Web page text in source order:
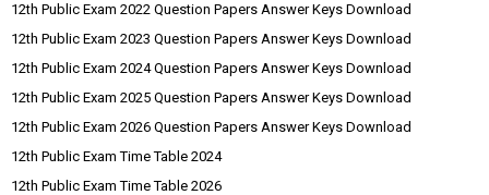
12th Public Exam 2022 Question Papers Answer Keys Download
12th Public Exam 2023 Question Papers Answer Keys Download
12th Public Exam 2024 Question Papers Answer Keys Download
12th Public Exam 2025 Question Papers Answer Keys Download
12th Public Exam 2026 Question Papers Answer Keys Download
12th Public Exam Time Table 2024
12th Public Exam Time Table 2026